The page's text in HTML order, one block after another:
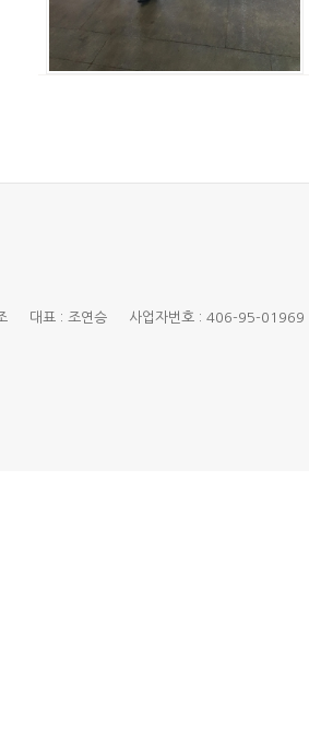
조 대표 : 조연승 사업자번호 : 406-95-